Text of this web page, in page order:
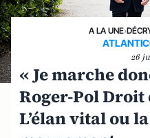
A LA UNE›
26
« Je marche
Roger-Pol Droit
L’élan vital ou